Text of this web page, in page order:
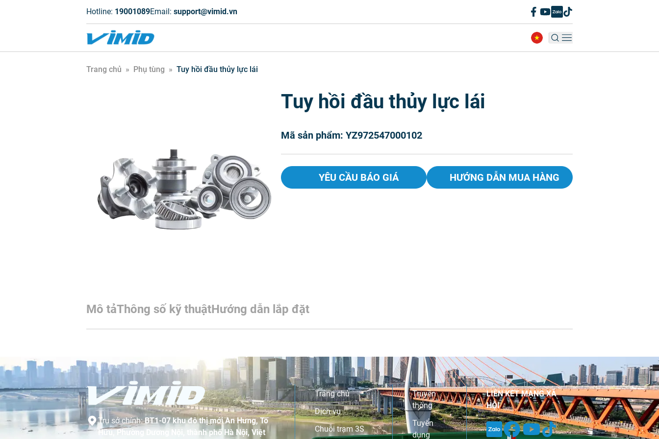
Hotline: 19001089Email: support@vimid.vn
Trang chủ » Phụ tùng » Tuy hồi đầu thủy lực lái
Tuy hồi đầu thủy lực lái
Mã sản phẩm: YZ972547000102
YÊU CẦU BÁO GIÁ HƯỚNG DẪN MUA HÀNG
Mô tảThông số kỹ thuậtHướng dẫn lắp đặt
Trụ sở chính:BT1-07 khu đô thị mới An Hưng, Tố
Hữu, Phường Dương Nội, thành phố Hà Nội, Việt
Trang chủ
Dịch vụ
Chuỗi trạm 3S
Truyền
thông
Tuyển
dụng
LIÊN KẾT MẠNG XÃ
HỘI